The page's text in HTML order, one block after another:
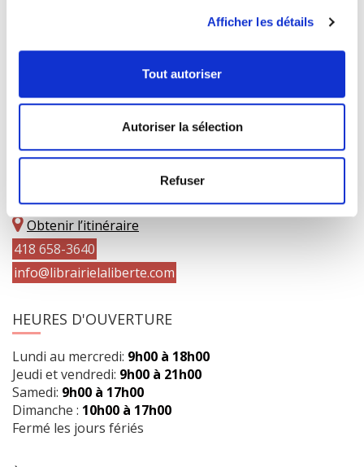
Afficher les détails
Tout autoriser
Autoriser la sélection
Refuser
COORDONNÉES
1073 route de l'Église, Québec, QC G1V 3W2
Obtenir l’itinéraire
418 658-3640
info@librairielaliberte.com
HEURES D'OUVERTURE
Lundi au mercredi: 9h00 à 18h00
Jeudi et vendredi: 9h00 à 21h00
Samedi: 9h00 à 17h00
Dimanche : 10h00 à 17h00
Fermé les jours fériés